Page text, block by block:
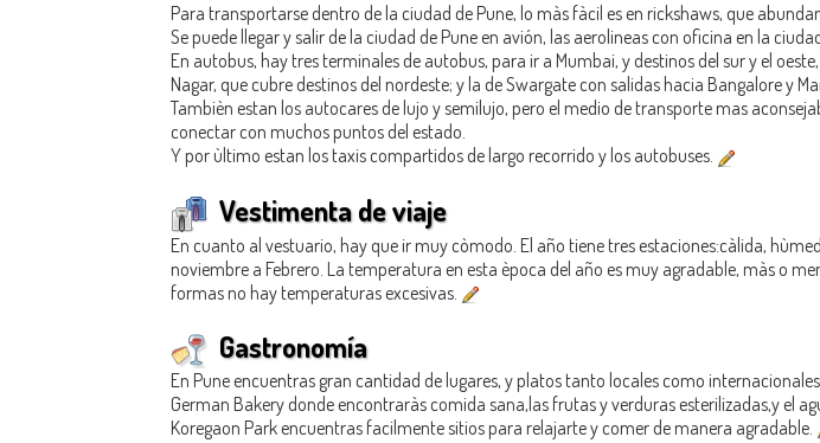
Para transportarse dentro de la ciudad de Pune, lo màs fàcil es en rickshaws, que
Se puede llegar y salir de la ciudad de Pune en avión, las aerolineas con oficina en la
En autobus, hay tres terminales de autobus, para ir a Mumbai, y destinos del sur y el
Nagar, que cubre destinos del nordeste; y la de Swargate con salidas hacia Bangalore y
Tambièn estan los autocares de lujo y semilujo, pero el medio de transporte mas
conectar con muchos puntos del estado.
Y por ùltimo estan los taxis compartidos de largo recorrido y los autobuses.
Vestimenta de viaje
En cuanto al vestuario, hay que ir muy còmodo. El año tiene tres estaciones:càlida,
noviembre a Febrero. La temperatura en esta època del año es muy agradable, màs o
formas no hay temperaturas excesivas.
Gastronomía
En Pune encuentras gran cantidad de lugares, y platos tanto locales como
German Bakery donde encontraràs comida sana,las frutas y verduras esterilizadas,y el
Koregaon Park encuentras facilmente sitios para relajarte y comer de manera agradable.